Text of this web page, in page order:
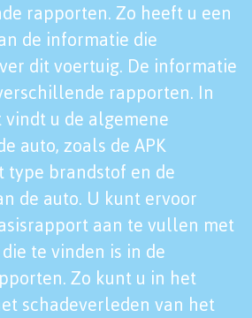
rapporten. Zo heeft u een
de informatie die
dit voertuig. De informatie
rapporten. In
u de algemene
auto, zoals de APK
type brandstof en de
de auto. U kunt ervoor
aan te vullen met
te vinden is in de
Zo kunt u in het
schadeverleden van het